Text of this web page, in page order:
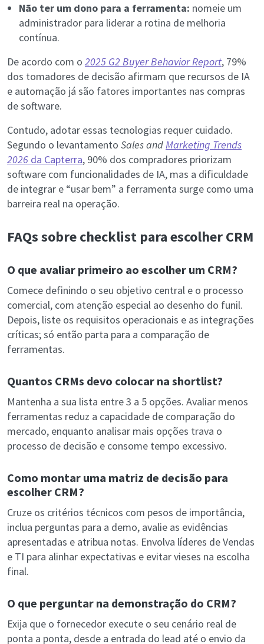
Não ter um dono para a ferramenta: nomeie um
administrador para liderar a rotina de melhoria
contínua.
De acordo com o 2025 G2 Buyer Behavior Report, 79%
dos tomadores de decisão afirmam que recursos de IA
e automação já são fatores importantes nas compras
de software.
Contudo, adotar essas tecnologias requer cuidado.
Segundo o levantamento Sales and Marketing Trends
2026 da Capterra, 90% dos compradores priorizam
software com funcionalidades de IA, mas a dificuldade
de integrar e “usar bem” a ferramenta surge como uma
barreira real na operação.
FAQs sobre checklist para escolher CRM
O que avaliar primeiro ao escolher um CRM?
Comece definindo o seu objetivo central e o processo
comercial, com atenção especial ao desenho do funil.
Depois, liste os requisitos operacionais e as integrações
críticas; só então parta para a comparação de
ferramentas.
Quantos CRMs devo colocar na shortlist?
Mantenha a sua lista entre 3 a 5 opções. Avaliar menos
ferramentas reduz a capacidade de comparação do
mercado, enquanto analisar mais opções trava o
processo de decisão e consome tempo excessivo.
Como montar uma matriz de decisão para
escolher CRM?
Cruze os critérios técnicos com pesos de importância,
inclua perguntas para a demo, avalie as evidências
apresentadas e atribua notas. Envolva líderes de Vendas
e TI para alinhar expectativas e evitar vieses na escolha
final.
O que perguntar na demonstração do CRM?
Exija que o fornecedor execute o seu cenário real de
ponta a ponta, desde a entrada do lead até o envio da